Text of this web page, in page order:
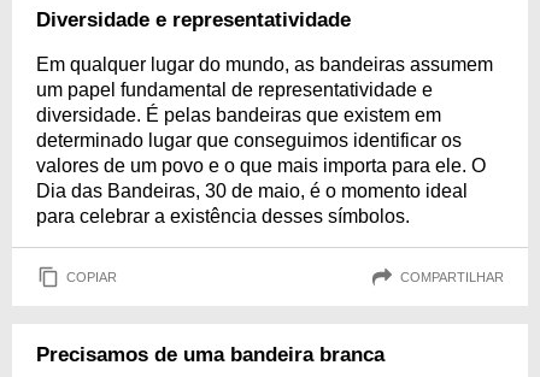
Diversidade e representatividade
Em qualquer lugar do mundo, as bandeiras assumem
um papel fundamental de representatividade e
diversidade. É pelas bandeiras que existem em
determinado lugar que conseguimos identificar os
valores de um povo e o que mais importa para ele. O
Dia das Bandeiras, 30 de maio, é o momento ideal
para celebrar a existência desses símbolos.
COPIAR COMPARTILHAR
Precisamos de uma bandeira branca